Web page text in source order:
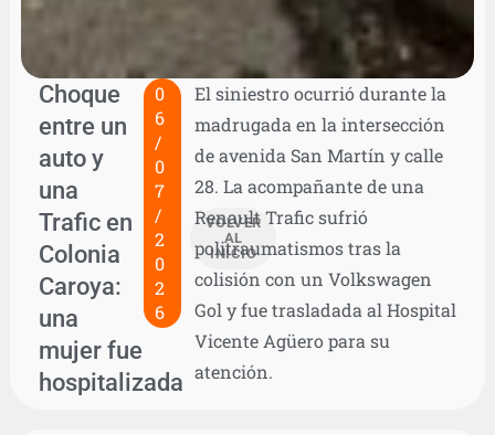
Choque
entre un
auto y
una
Trafic en
Colonia
Caroya:
una
mujer fue
hospitalizada
0
6
/
0
7
/
2
0
2
6
VOLVER
AL
INICIO
El siniestro ocurrió durante la
madrugada en la intersección
de avenida San Martín y calle
28. La acompañante de una
Renault Trafic sufrió
politraumatismos tras la
colisión con un Volkswagen
Gol y fue trasladada al Hospital
Vicente Agüero para su
atención.